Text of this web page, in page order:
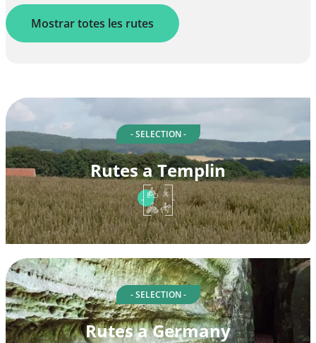
Mostrar totes les rutes
- SELECTION -
Rutes a Templin
- SELECTION -
Rutes a Germany